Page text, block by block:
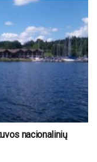
nacionalinių